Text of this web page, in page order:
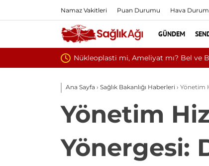
Namaz Vakitleri Puan Durumu Hava
GÜNDEM
Kültür ve
Ana Sayfa › Sağlık Bakanlığı Haberleri › Yönetim
Yönetim
Yönergesi: